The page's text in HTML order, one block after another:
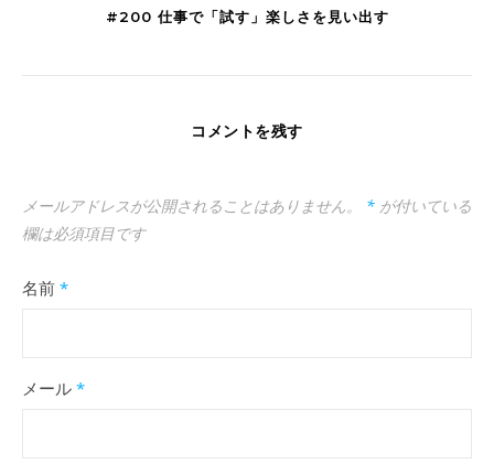
#200 仕事で「試す」楽しさを見い出す
コメントを残す
メールアドレスが公開されることはありません。 * が付いている
欄は必須項目です
名前 *
メール *